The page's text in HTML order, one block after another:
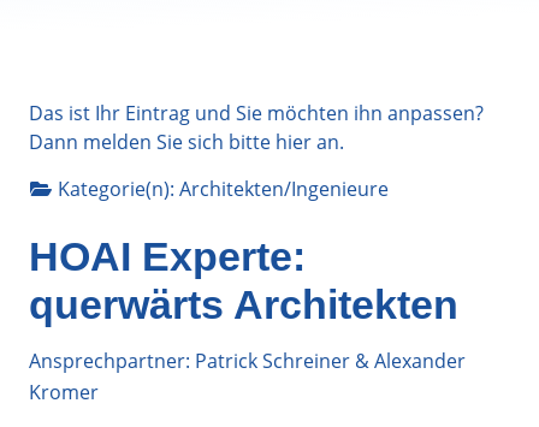
Das ist Ihr Eintrag und Sie möchten ihn anpassen?
Dann melden Sie sich bitte hieran.
Kategorie(n): Architekten/Ingenieure
HOAI Experte:
querwärts Architekten
Ansprechpartner: Patrick Schreiner & Alexander
Kromer